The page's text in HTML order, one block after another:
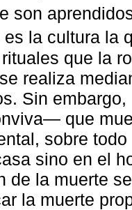
son
es la cultura la
que la
realiza
Sin
que
sobre
sino en el
de la muerte
la muerte